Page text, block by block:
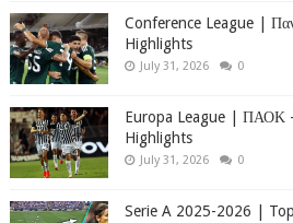
Conference League |
Highlights
July 31, 2026 0
Europa League | ΠΑΟΚ
Highlights
July 31, 2026 0
Serie A 2025-2026 |